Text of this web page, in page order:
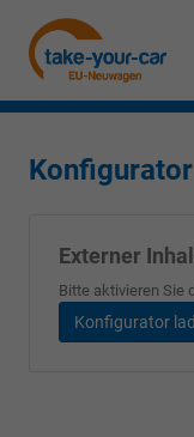
Konfigurator
Externer
Bitte aktivieren Sie
Konfigurator